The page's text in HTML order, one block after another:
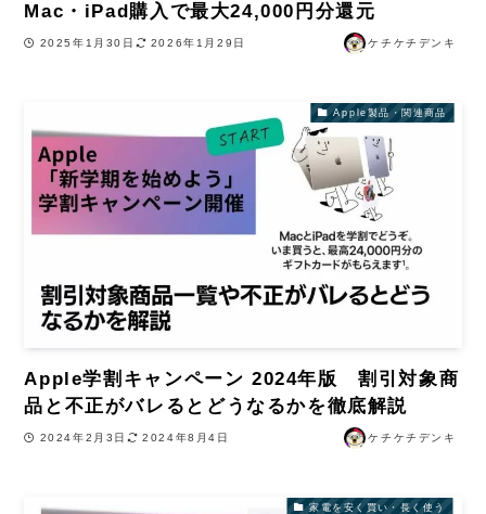
Mac・iPad購入で最大24,000円分還元
2025年1月30日 2026年1月29日 ケチケチデンキ
Apple製品・関連商品
Apple学割キャンペーン 2024年版 割引対象商
品と不正がバレるとどうなるかを徹底解説
2024年2月3日 2024年8月4日 ケチケチデンキ
家電を安く買い・長く使う